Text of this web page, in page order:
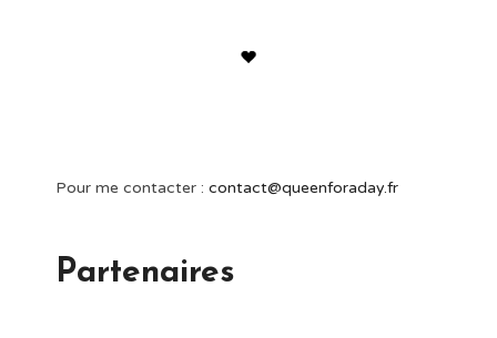
Pour me contacter : contact@queenforaday.fr
Partenaires